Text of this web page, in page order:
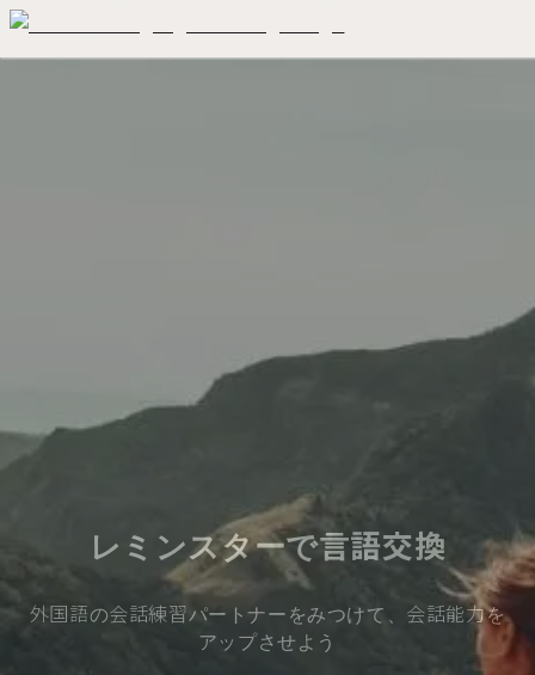
レミンスターで言語交換
外国語の会話練習パートナーをみつけて、会話能力を
アップさせよう